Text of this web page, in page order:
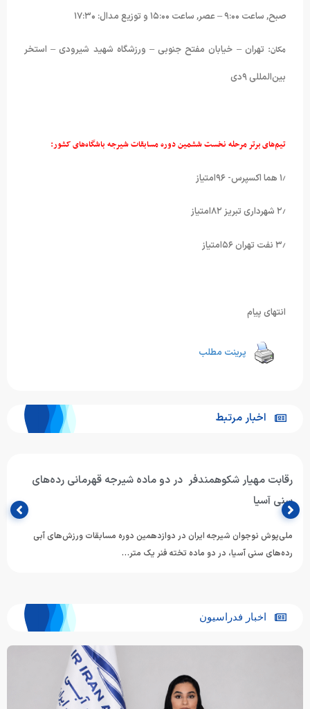
صبح, ساعت ۹:۰۰ – عصر, ساعت ۱۵:۰۰ و توزیع مدال: ۱۷:۳۰
مکان:تهران – خیابان مفتح جنوبی – ورزشگاه شهید شیرودی – استخر
بین‌المللی ۹دی
تیم‌های برتر مرحله نخست ششمین دوره مسابقات شیرجه باشگاه‌های کشور:
۱٫ هما اکسپرس- ۹۶امتیاز
۲٫ شهرداری تبریز ۸۲امتیاز
۳٫ نفت تهران ۵۶امتیاز
انتهای پیام
پرینت مطلب
اخبار مرتبط
رقابت مهیار شکوهمندفر در دو ماده شیرجه قهرمانی رده‌های
سنی آسیا
ملی‌پوش نوجوان شیرجه ایران در دوازدهمین دوره مسابقات ورزش‌های آبی
رده‌های سنی آسیا، در دو ماده تخته فنر یک متر…
اخبار فدراسیون